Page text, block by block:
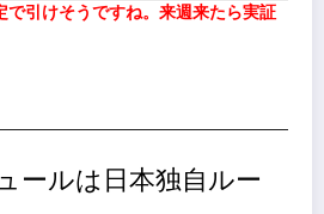
で引けそうですね。来週来たら実証
ールは日本独自ルー